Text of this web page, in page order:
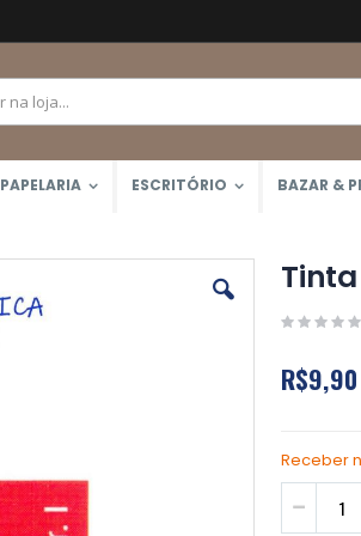
PAPELARIA ESCRITÓRIO BAZAR &
R$9,90
Receber